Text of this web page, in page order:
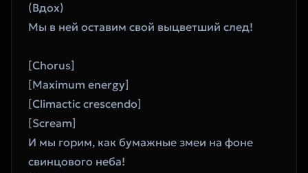
(Вдох)
Мы в ней оставим свой выцветший след!
[Chorus]
[Maximum energy]
[Climactic crescendo]
[Scream]
И мы горим, как бумажные змеи на фоне
свинцового неба!